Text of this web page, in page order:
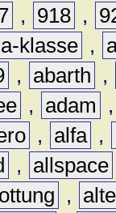
, 918 ,
a-klasse ,
, abarth
,
, adam
, alfa ,
, allspace
,